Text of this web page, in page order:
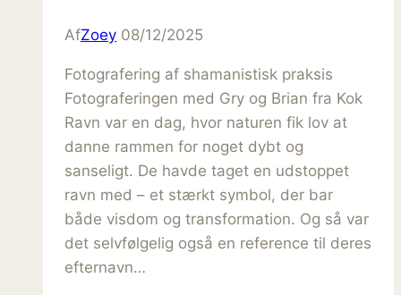
AfZoey 08/12/2025
Fotografering af shamanistisk praksis
Fotograferingen med Gry og Brian fra Kok
Ravn var en dag, hvor naturen fik lov at
danne rammen for noget dybt og
sanseligt. De havde taget en udstoppet
ravn med – et stærkt symbol, der bar
både visdom og transformation. Og så var
det selvfølgelig også en reference til deres
efternavn…